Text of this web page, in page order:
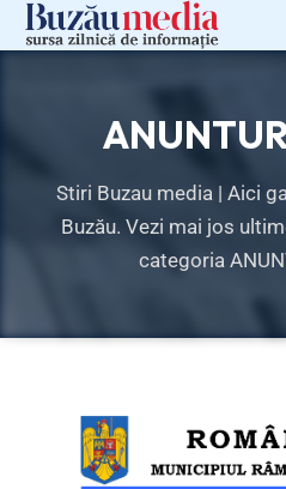
Stiri Buzau media | Aici
Buzău. Vezi mai jos
categoria